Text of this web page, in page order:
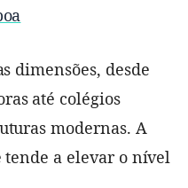
dimensões, desde
até colégios
modernas. A
a elevar o nível